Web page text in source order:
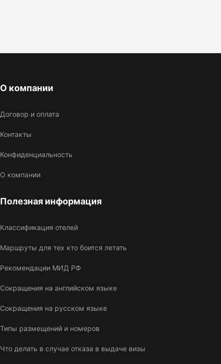
О компании
Договор и оплата
Контакты
Конфиденциальность
О компании
Полезная информация
Классификация отелей
Маршруты для тех кто боится летать
Рекомендации МИД РФ
Сокращения на английском языке
Сокращения на русском языке
Типы размещений и номеров
Что делать в случае отказа в выдаче визы